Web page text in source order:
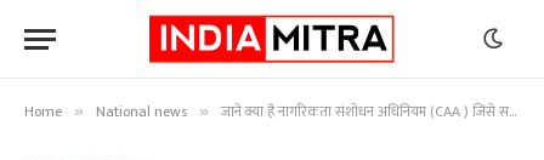
Home » National news » जाने क्या है नागरिकता संशोधन अधिनियम (CAA ) जिसे सरकार करेगी लागू…